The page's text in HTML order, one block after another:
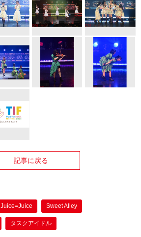
記事に戻る
Juice=Juice Sweet Alley
タスクアイドル